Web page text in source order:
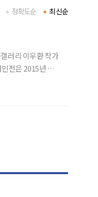
최신순
정확도순
전은 2015년 부